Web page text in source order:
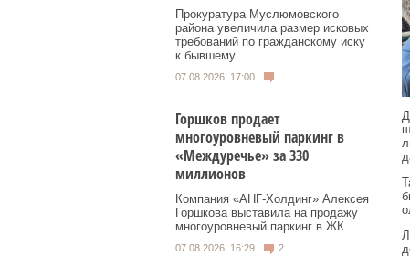
Прокуратура Муслюмовского
района увеличила размер исковых
требований по гражданскому иску
к бывшему ...
07.08.2026, 17:00
Горшков продает
многоуровневый паркинг в
«Междуречье» за 330
миллионов
Компания «АНГ-Холдинг» Алексея
Горшкова выставила на продажу
многоуровневый паркинг в ЖК ...
07.08.2026, 16:29 2